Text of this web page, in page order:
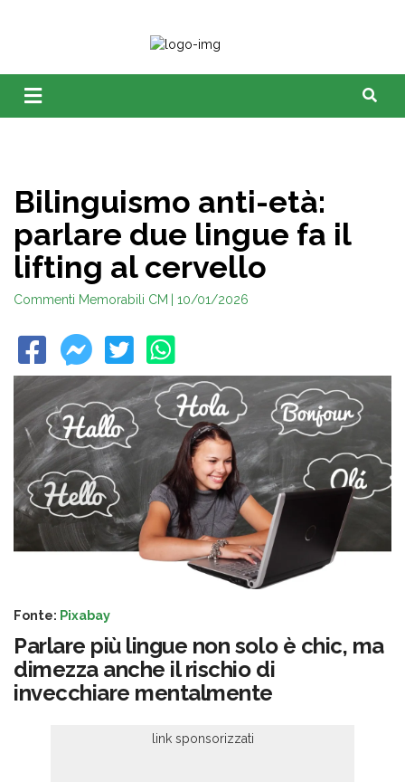
Bilinguismo anti-età:
parlare due lingue fa il
lifting al cervello
Commenti Memorabili CM | 10/01/2026
Fonte: Pixabay
Parlare più lingue non solo è chic, ma
dimezza anche il rischio di
invecchiare mentalmente